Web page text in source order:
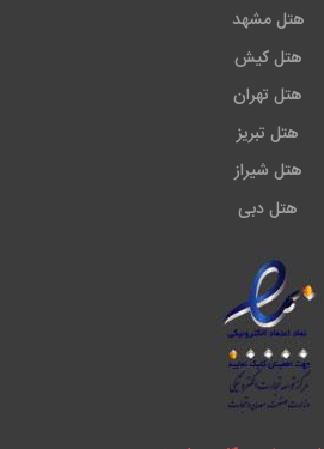
هتل مشهد
هتل کیش
هتل تهران
هتل تبریز
هتل شیراز
هتل دبی